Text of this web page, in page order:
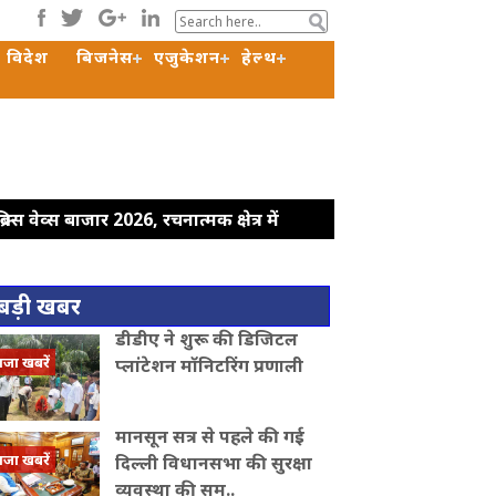
विदेश बिजनेस एजुकेशन
हेल्थ
वेव्स बाजार 2026, रचनात्मक क्षेत्र में
की मौजूदगी की मांग, सभापति ने रिजिजू से
सरकार: डिंपल यादव
हादसे में अतीक अहमद के बेटे अबान की
खबर
खबरें
डीडीए ने शुरू की डिजिटल
प्लांटेशन मॉनिटरिंग प्रणाली
खबरें
मानसून सत्र से पहले की गई
दिल्ली विधानसभा की सुरक्षा
व्यवस्था की सम..